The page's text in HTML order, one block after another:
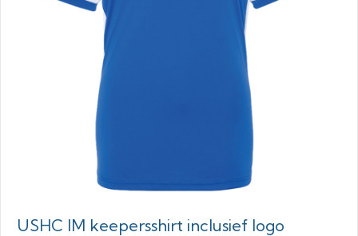
USHC IM keepersshirt inclusief logo